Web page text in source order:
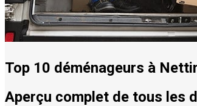
Top 10 déménageurs à
Aperçu complet de tous les